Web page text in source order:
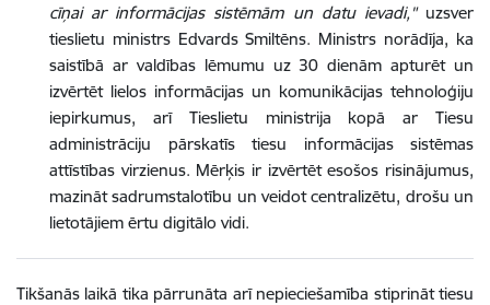
cīņai ar informācijas sistēmām un datu ievadi,"uzsver
tieslietu ministrs Edvards Smiltēns. Ministrs norādīja, ka
saistībā ar valdības lēmumu uz 30 dienām apturēt un
izvērtēt lielos informācijas un komunikācijas tehnoloģiju
iepirkumus, arī Tieslietu ministrija kopā ar Tiesu
administrāciju pārskatīs tiesu informācijas sistēmas
attīstības virzienus. Mērķis ir izvērtēt esošos risinājumus,
mazināt sadrumstalotību un veidot centralizētu, drošu un
lietotājiem ērtu digitālo vidi.
Tikšanās laikā tika pārrunāta arī nepieciešamība stiprināt tiesu